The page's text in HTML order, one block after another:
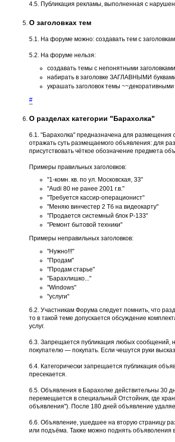
4.5. Публикация рекламы, выполненная с
О заголовках тем
5.1. На форуме можно: создавать тем с
5.2. На форуме нельзя:
создавать темы с непонятными
набирать в заголовке ЗАГЛАВНЫМИ
украшать заголовок темы
#
О разделах категории "Барахолка"
6.1. "Барахолка" предназначена для размещения
отражать суть размещаемого объявления: для
присутствовать чёткое обозначение предмета
Примеры правильных заголовков:
"1-комн. кв. по ул. Московская, 33"
"Audi 80 не ранее 2001 г.в."
"Требуется кассир-операционист"
"Меняю винчестер 2 Тб на видеокарту"
"Продается системный блок P-133"
"Ремонт бытовой техники"
Примеры неправильных заголовков:
"Нужно!!!"
"Продам"
"Продам старье"
"Барахлишко..."
"Windows"
"услуги"
6.2. Участникам Форума следует помнить, что
то в такой теме допускается обсуждение
услуг.
6.3. Запрещается публикация любых сообщений,
покупателю — покупать. Если чешутся руки
6.4. Категорически запрещается публикация
пресекается.
6.5. Объявления в Барахолке действительны 30
перемещается в специальный Отстойник, где
объявления"). После 180 дней объявление
6.6. Объявление, ушедшее на вторую страницу
или подъёма. Также можно поднять